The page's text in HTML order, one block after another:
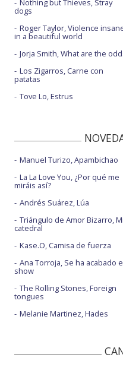
Nothing but Thieves, Stray
dogs
Roger Taylor, Violence
in a beautiful world
Jorja Smith, What are the
Los Zigarros, Carne con
patatas
Tove Lo, Estrus
Manuel Turizo, Apambichao
La La Love You, ¿Por qué me
miráis así?
Andrés Suárez, Lúa
Triángulo de Amor Bizarro, Mi
catedral
Kase.O, Camisa de fuerza
Ana Torroja, Se ha acabado
show
The Rolling Stones, Foreign
tongues
Melanie Martinez, Hades